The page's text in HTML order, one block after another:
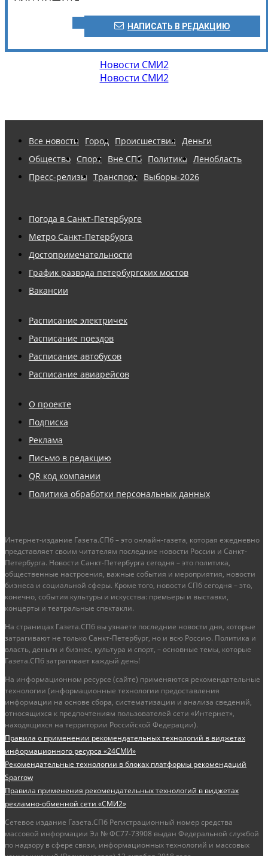
НАПИСАТЬ В РЕДАКЦИЮ
Новости СМИ2
Новости СМИ2
Все новости Город Происшествия Деньги
Общество Спорт Вне СПб Политика Ленобласть
Пресс-релизы Транспорт Выборы-2026
Погода в Санкт-Петербурге
Метро Санкт-Петербурга
Достопримечательности
График развода петербургских мостов
Вакансии
Расписание электричек
Расписание поездов
Расписание автобусов
Расписание авиарейсов
О проекте
Подписка
Реклама
Письмо в редакцию
QR код компании
Политика обработки персональных данных
Интернет-издание Газета.СПб – это онлайн-газета, которая ежедневно
представляет своим читателям последние новости России и Санкт-
Петербурга. Новости Санкт-Петербурга сегодня – это политика,
общественные настроения, важные события и мероприятия, новости
бизнеса и социальной сферы. Кроме того, новости СПб сегодня – это,
конечно, события культуры и искусства: премьеры и выставки,
концерты и театральные спектакли.
На страницах Газета.СПб вы узнаете последние новости дня, которые
затрагивают не только Санкт-Петербург, но и всю Россию. Политика и
власть, деньги и бизнес, культура и спорт, – основные темы, которые
Газета.СПб затрагивает каждый день!
На информационном ресурсе (сайте) применяются рекомендательные
технологии (информационные технологии предоставления
информации на основе сбора, систематизации и анализа сведений,
относящихся к предпочтениям пользователей сети «Интернет»,
находящихся на территории Российской Федерации).
Правила о применении рекомендательных технологий в виджетах
информационного ресурса «24СМИ»
Рекомендательные технологии в блоках платформы рекомендаций
Sparrow
Правила применения рекомендательных технологий в виджетах
рекламно-обменной сети «СМИ2»
Сетевое издание Газета.СПб Регистрационный номер средства
массовой информации Эл № ФС77-73908 выдан Федеральной службой
по надзору в сфере связи, информационных технологий и массовых